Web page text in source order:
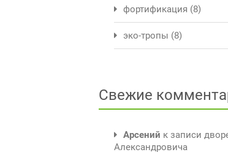
фортификация (8)
эко-тропы (8)
Свежие
Арсений к записи
Александровича